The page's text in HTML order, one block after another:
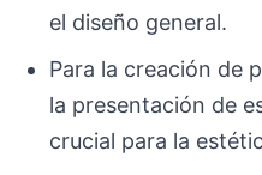
el diseño general.
Para la creación de
la presentación de
crucial para la